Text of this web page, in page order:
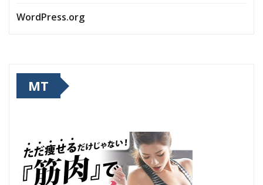
WordPress.org
MT